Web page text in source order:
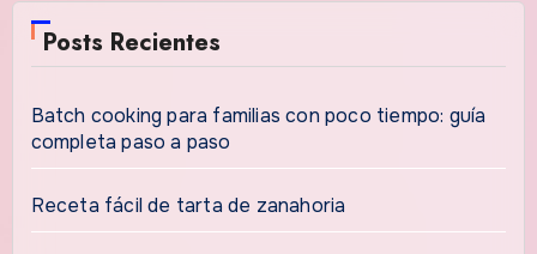
Posts Recientes
Batch cooking para familias con poco tiempo: guía
completa paso a paso
Receta fácil de tarta de zanahoria